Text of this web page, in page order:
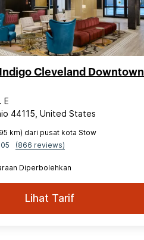
Cleveland Downtown
E
44115, United States
km) dari pusat kota Stow
(866 reviews)
Diperbolehkan
Lihat Tarif